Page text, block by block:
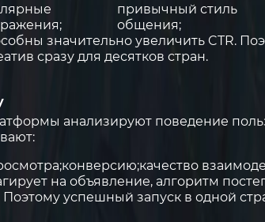
привычный стиль
общения;
значительно увеличить CTR.
сразу для десятков стран.
анализируют поведение
конверсию;качество
на объявление, алгоритм
успешный запуск в одной